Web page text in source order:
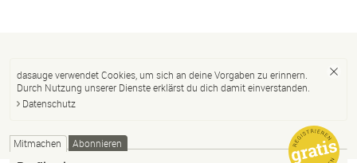
dasauge verwendet Cookies, um sich an deine Vorgaben zu erinnern.
Durch Nutzung unserer Dienste erklärst du dich damit einverstanden.
Datenschutz
Mitmachen Abonnieren